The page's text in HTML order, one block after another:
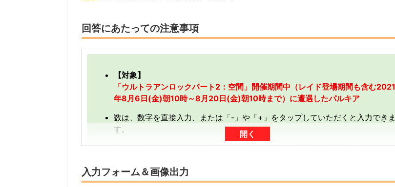
回答にあたっての注意事項
【対象】
「ウルトラアンロックパート2：空間」開催期間中（レイド登場期間も含む2021
年8月6日(金)朝10時～8月20日(金)朝10時まで）に遭遇したパルキア
数は、数字を直接入力、または「-」や「+」をタップしていただくと入力できま
す。
数字は、前回の入力内容に追加分を加算する形（累計数）で入力をお願いしま
【例】
開く
入力フォーム＆画像出力